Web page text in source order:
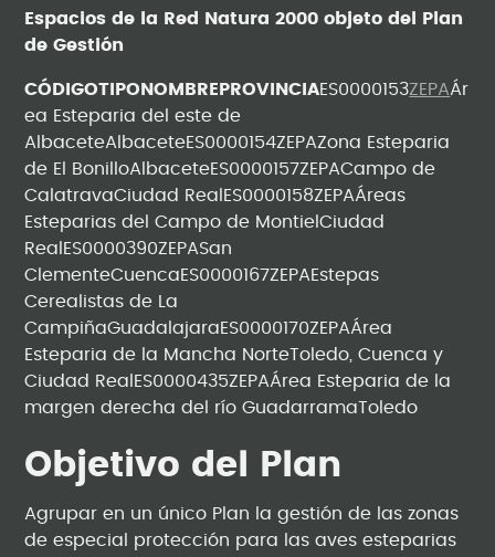
Espacios de la Red Natura 2000 objeto del Plan
de Gestión
CÓDIGOTIPONOMBREPROVINCIAES0000153ZEPAÁr
ea Esteparia del este de
AlbaceteAlbaceteES0000154ZEPAZona Esteparia
de El BonilloAlbaceteES0000157ZEPACampo de
CalatravaCiudad RealES0000158ZEPAÁreas
Esteparias del Campo de MontielCiudad
RealES0000390ZEPASan
ClementeCuencaES0000167ZEPAEstepas
Cerealistas de La
CampiñaGuadalajaraES0000170ZEPAÁrea
Esteparia de la Mancha NorteToledo, Cuenca y
Ciudad RealES0000435ZEPAÁrea Esteparia de la
margen derecha del río GuadarramaToledo
Objetivo del Plan
Agrupar en un único Plan la gestión de las zonas
de especial protección para las aves esteparias